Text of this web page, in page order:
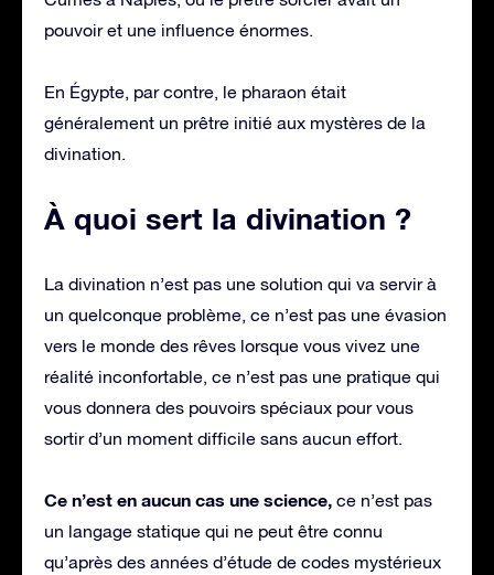
pouvoir et une influence énormes.
En Égypte, par contre, le pharaon était
généralement un prêtre initié aux mystères de la
divination.
À quoi sert la divination ?
La divination n’est pas une solution qui va servir à
un quelconque problème, ce n’est pas une évasion
vers le monde des rêves lorsque vous vivez une
réalité inconfortable, ce n’est pas une pratique qui
vous donnera des pouvoirs spéciaux pour vous
sortir d’un moment difficile sans aucun effort.
Ce n’est en aucun cas une science, ce n’est pas
un langage statique qui ne peut être connu
qu’après des années d’étude de codes mystérieux